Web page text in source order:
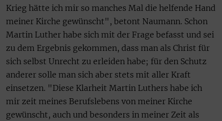
Krieg hätte ich mir so manches Mal die helfende Hand
meiner Kirche gewünscht", betont Naumann. Schon
Martin Luther habe sich mit der Frage befasst und sei
zu dem Ergebnis gekommen, dass man als Christ für
sich selbst Unrecht zu erleiden habe; für den Schutz
anderer solle man sich aber stets mit aller Kraft
einsetzen. "Diese Klarheit Martin Luthers habe ich
mir zeit meines Berufslebens von meiner Kirche
gewünscht, auch und besonders in meiner Zeit als